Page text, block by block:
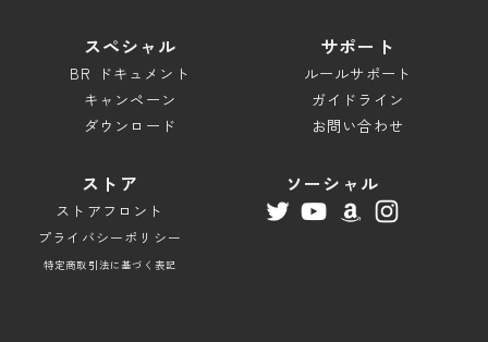
サポート
ルールサポート
お問い合わせ
スペシャル
BR ドキュメント
キャンペーン
ダウンロード
サポート
ルールサポート
ガイドライン
お問い合わせ
ストア
ストアフロント
プライバシーポリシー
特定商取引法に基づく表記
ソーシャル